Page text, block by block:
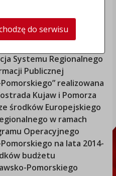
Systemu Regionalnego
Publicznej
” realizowana
Kujaw i Pomorza
środków Europejskiego
w ramach
Operacyjnego
na lata 2014-
budżetu
Pomorskiego
do serwisu